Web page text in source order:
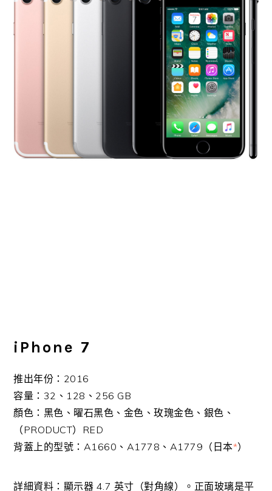
iPhone 7
推出年份：2016
容量：32、128、256 GB
顏色：黑色、曜石黑色、金色、玫瑰金色、銀色、
（PRODUCT）RED
背蓋上的型號：A1660、A1778、A1779（日本*）
詳細資料：顯示器 4.7 英寸（對角線）。正面玻璃是平